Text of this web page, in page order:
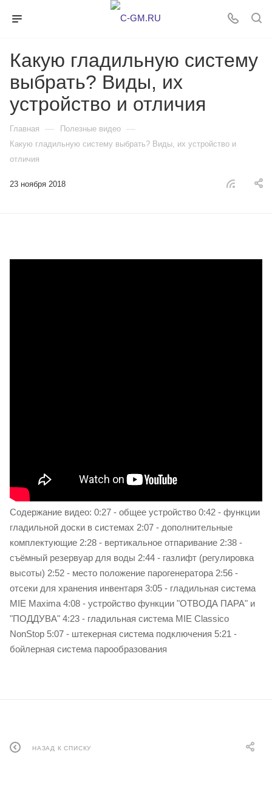
Какую гладильную систему
выбрать? Виды, их
устройство и отличия
Главная — Полезные видео —
Какую гладильную систему выбрать? Виды, их устройство и
отличия
23 ноября 2018
Содержание видео: 0:27 - общее устройство 0:42 - функции
гладильной доски в системах 2:07 - дополнительные
комплектующие 2:28 - вертикальное отпаривание 2:38 -
съёмный резервуар для воды 2:44 - газлифт (регулировка
высоты) 2:52 - место положение парогенератора 2:56 -
отсеки для хранения инвентаря 3:05 - гладильная система
MIE Maxima 4:08 - устройство функции "ОТВОДА ПАРА" и
"ПОДДУВА" 4:23 - гладильная система MIE Classico
NonStop 5:07 - штекерная система подключения 5:21 -
бойлерная система парообразования
НАЗАД К СПИСКУ